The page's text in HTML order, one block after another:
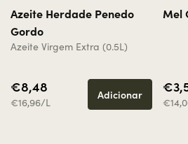
Azeite Herdade Penedo
Gordo
Azeite Virgem Extra (0.5L)
€8,48
€16,96/L
Adicionar
Mel
Para consultar os nossos
alcoólicas.